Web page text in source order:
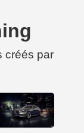
créés par